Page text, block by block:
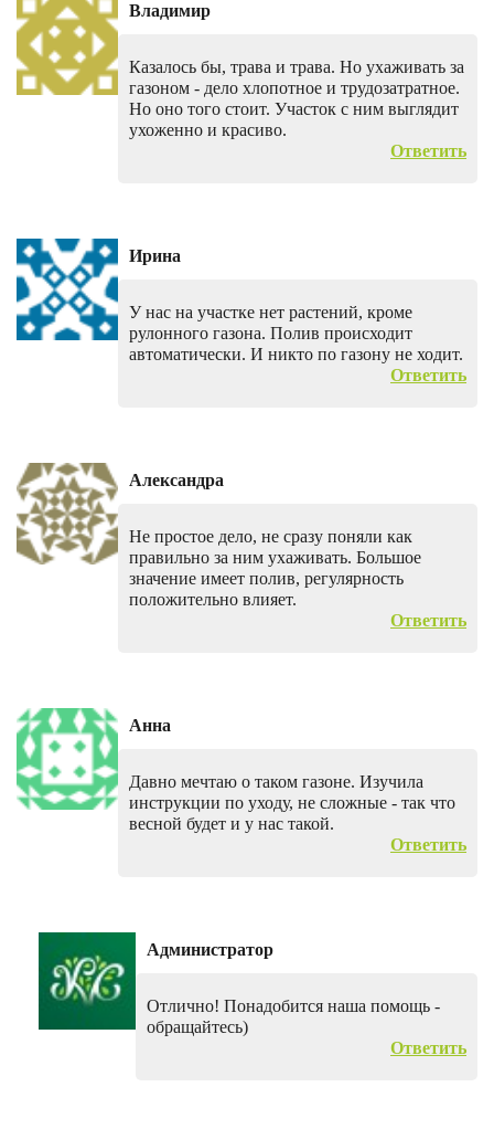
Владимир
Казалось бы, трава и трава. Но ухаживать за
газоном - дело хлопотное и трудозатратное.
Но оно того стоит. Участок с ним выглядит
ухоженно и красиво.
Ответить
Ирина
У нас на участке нет растений, кроме
рулонного газона. Полив происходит
автоматически. И никто по газону не ходит.
Ответить
Александра
Не простое дело, не сразу поняли как
правильно за ним ухаживать. Большое
значение имеет полив, регулярность
положительно влияет.
Ответить
Анна
Давно мечтаю о таком газоне. Изучила
инструкции по уходу, не сложные - так что
весной будет и у нас такой.
Ответить
Администратор
Отлично! Понадобится наша помощь -
обращайтесь)
Ответить